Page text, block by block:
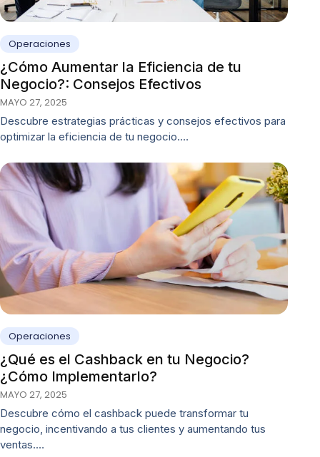
Operaciones
¿Cómo Aumentar la Eficiencia de tu
Negocio?: Consejos Efectivos
MAYO 27, 2025
Descubre estrategias prácticas y consejos efectivos para
optimizar la eficiencia de tu negocio.…
Operaciones
¿Qué es el Cashback en tu Negocio?
¿Cómo Implementarlo?
MAYO 27, 2025
Descubre cómo el cashback puede transformar tu
negocio, incentivando a tus clientes y aumentando tus
ventas.…